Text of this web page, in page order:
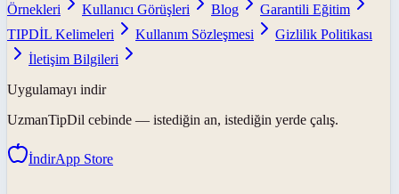
Örnekleri
Kullanıcı Görüşleri Blog
Garantili Eğitim
TIPDİL Kelimeleri
Kullanım Sözleşmesi
Gizlilik Politikası
İletişim Bilgileri
Uygulamayı indir
UzmanTipDil cebinde — istediğin an, istediğin yerde çalış.
İndirApp Store